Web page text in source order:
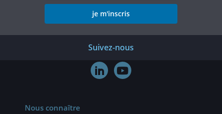
je m'inscris
Suivez-nous
 
Nous connaître